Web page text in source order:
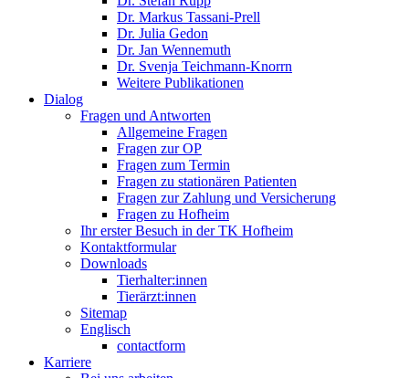
Dr. Markus Tassani-Prell
Dr. Julia Gedon
Dr. Jan Wennemuth
Dr. Svenja Teichmann-Knorrn
Weitere Publikationen
Dialog
Fragen und Antworten
Allgemeine Fragen
Fragen zur OP
Fragen zum Termin
Fragen zu stationären Patienten
Fragen zur Zahlung und Versicherung
Fragen zu Hofheim
Ihr erster Besuch in der TK Hofheim
Kontaktformular
Downloads
Tierhalter:innen
Tierärzt:innen
Sitemap
Englisch
contactform
Karriere